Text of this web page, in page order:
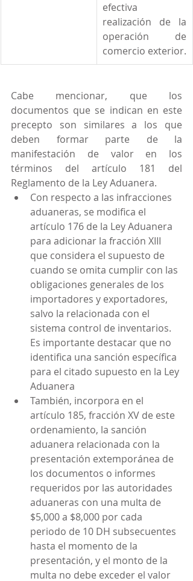
efectiva
realización de la
operación de
comercio exterior.
Cabe mencionar, que los
documentos que se indican en este
precepto son similares a los que
deben formar parte de la
manifestación de valor en los
términos del artículo 181 del
Reglamento de la Ley Aduanera.
Con respecto a las infracciones
aduaneras, se modifica el
artículo 176 de la Ley Aduanera
para adicionar la fracción XIII
que considera el supuesto de
cuando se omita cumplir con las
obligaciones generales de los
importadores y exportadores,
salvo la relacionada con el
sistema control de inventarios.
Es importante destacar que no
identifica una sanción específica
para el citado supuesto en la Ley
Aduanera
También, incorpora en el
artículo 185, fracción XV de este
ordenamiento, la sanción
aduanera relacionada con la
presentación extemporánea de
los documentos o informes
requeridos por las autoridades
aduaneras con una multa de
$5,000 a $8,000 por cada
periodo de 10 DH subsecuentes
hasta el momento de la
presentación, y el monto de la
multa no debe exceder el valor